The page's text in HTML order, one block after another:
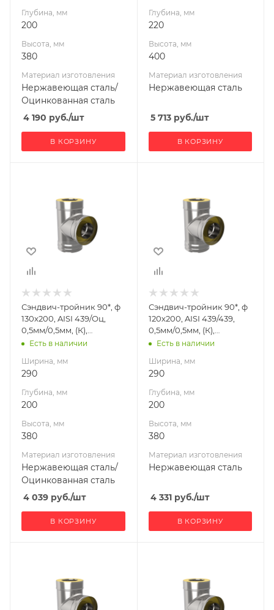
Глубина, мм
200
Высота, мм
380
Материал изготовления
Нержавеющая сталь/
Оцинкованная сталь
4 190 руб./шт
В КОРЗИНУ
Глубина, мм
220
Высота, мм
400
Материал изготовления
Нержавеющая сталь
5 713руб./шт
В КОРЗИНУ
Глубина, мм
380
Материал
Нержавеющая
сталь/
Оцинкованная
сталь
УМК
Сэндвич-тройник 90*, ф
130х200, AISI 439/Оц,
0,5мм/0,5мм, (К),
h=380мм
Есть в наличии
Ширина, мм
290
Глубина, мм
200
Высота, мм
380
Материал изготовления
Нержавеющая сталь/
Оцинкованная сталь
4 039 руб./шт
В КОРЗИНУ
Глубина, мм
380
Материал
Нержавеющая
сталь
Производитель
УМК
Сэндвич-тройник 90*, ф
120х200, AISI 439/439,
0,5мм/0,5мм, (К),
h=380мм
Есть в наличии
Ширина, мм
290
Глубина, мм
200
Высота, мм
380
Материал изготовления
Нержавеющая сталь
4 331руб./шт
В КОРЗИНУ
Глубина, мм Глубина, мм